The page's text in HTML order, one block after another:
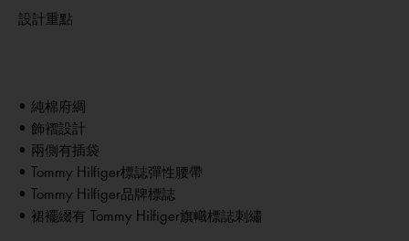
設計重點
• 純棉府綢
• 飾褶設計
• 兩側有插袋
• Tommy Hilfiger標誌彈性腰帶
• Tommy Hilfiger品牌標誌
• 裙襬綴有 Tommy Hilfiger旗幟標誌刺繡